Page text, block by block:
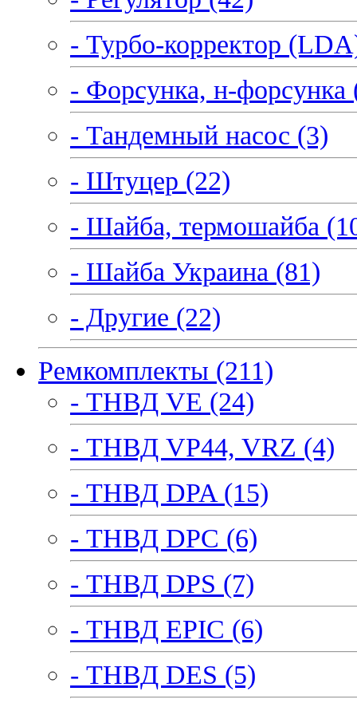
- Турбо-корректор
- Форсунка, н-форсунка
- Тандемный насос (3)
- Штуцер (22)
- Шайба, термошайба
- Шайба Украина (81)
- Другие (22)
Ремкомплекты (211)
- ТНВД VE (24)
- ТНВД VP44, VRZ (4)
- ТНВД DPA (15)
- ТНВД DPC (6)
- ТНВД DPS (7)
- ТНВД EPIC (6)
- ТНВД DES (5)